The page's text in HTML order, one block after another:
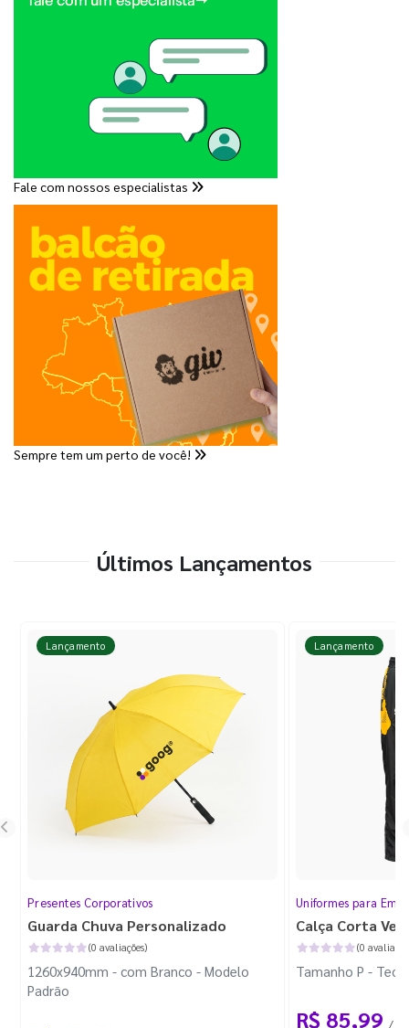
Fale com nossos especialistas
Sempre tem um perto de você!
Últimos Lançamentos
Lançamento
Presentes Corporativos
Guarda Chuva Personalizado
(0 avaliações)
1260x940mm - com Branco - Modelo
Padrão
Lançamento
Uniformes para
Calça Corta
(0
Tamanho P -
R$ 85,99 / 1